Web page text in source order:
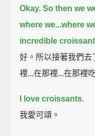
Okay. So then we
where we...where
incredible
好。所以接著我們去
裡...在那裡...在那裡
I love croissants.
我愛可頌。